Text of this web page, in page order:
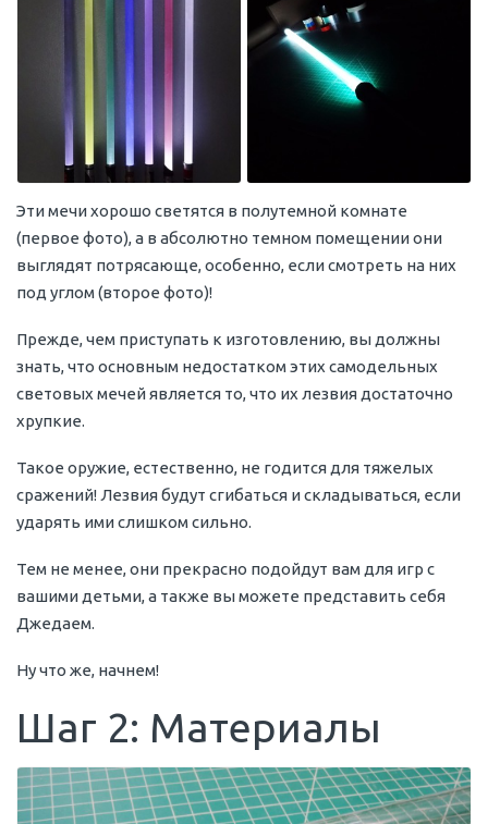
Эти мечи хорошо светятся в полутемной комнате
(первое фото), а в абсолютно темном помещении они
выглядят потрясающе, особенно, если смотреть на них
под углом (второе фото)!
Прежде, чем приступать к изготовлению, вы должны
знать, что основным недостатком этих самодельных
световых мечей является то, что их лезвия достаточно
хрупкие.
Такое оружие, естественно, не годится для тяжелых
сражений! Лезвия будут сгибаться и складываться, если
ударять ими слишком сильно.
Тем не менее, они прекрасно подойдут вам для игр с
вашими детьми, а также вы можете представить себя
Джедаем.
Ну что же, начнем!
Шаг 2: Материалы